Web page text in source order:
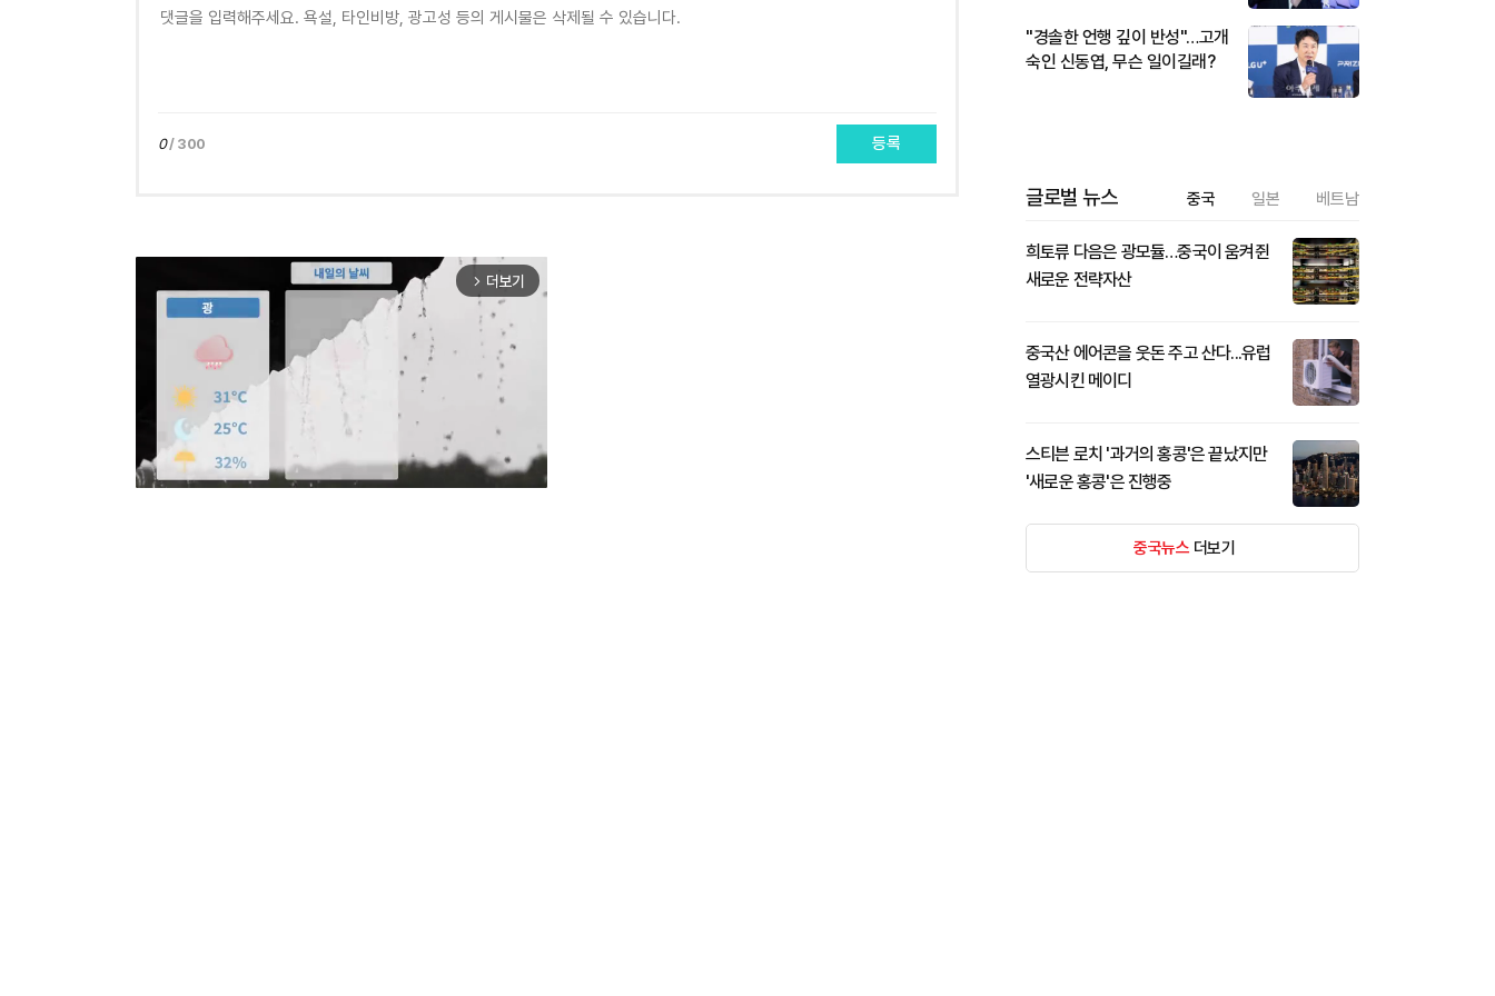
0/ 300 등록
arrow_forward_ios 더보기
"경솔한 언행 깊이 반성"…고개
숙인 신동엽, 무슨 일이길래?
글로벌 뉴스 중국 일본 베트남
희토류 다음은 광모듈…중국이 움켜쥔
새로운 전략자산
중국산 에어콘을 웃돈 주고 산다...유럽
열광시킨 메이디
스티븐 로치 '과거의 홍콩'은 끝났지만
'새로운 홍콩'은 진행중
중국뉴스더보기